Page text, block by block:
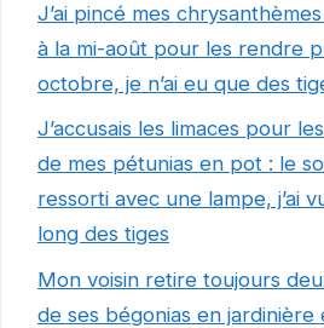
J’ai pincé mes
à la mi-août pour les rendre
octobre, je n’ai eu que des
J’accusais les limaces pour
de mes pétunias en pot : le
ressorti avec une lampe, j’ai
long des tiges
Mon voisin retire toujours
de ses bégonias en jardinière